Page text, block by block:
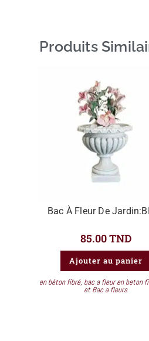
Produits
Bac À Fleur De
85.00TND
Ajouter au panier
en béton fibré, bac a fleur en beton
et Bac a fleurs